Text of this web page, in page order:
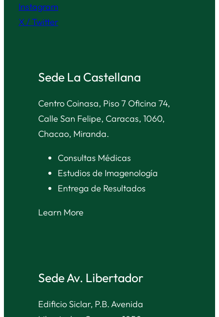
Instagram
X / Twitter
Sede La Castellana
Centro Coinasa, Piso 7 Oficina 74,
Calle San Felipe, Caracas, 1060,
Chacao, Miranda.
Consultas Médicas
Estudios de Imagenología
Entrega de Resultados
Learn More
Sede Av. Libertador
Edificio Siclar, P.B. Avenida